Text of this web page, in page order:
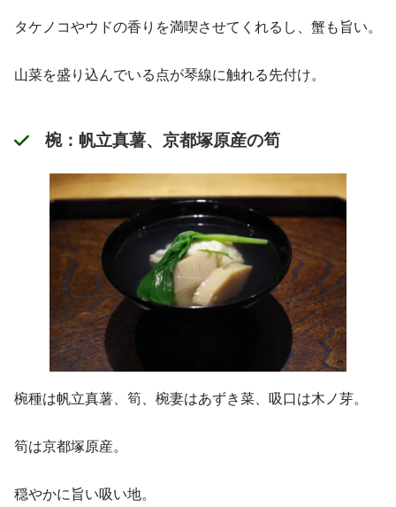
タケノコやウドの香りを満喫させてくれるし、蟹も旨い。
山菜を盛り込んでいる点が琴線に触れる先付け。
椀：帆立真薯、京都塚原産の筍
椀種は帆立真薯、筍、椀妻はあずき菜、吸口は木ノ芽。
筍は京都塚原産。
穏やかに旨い吸い地。